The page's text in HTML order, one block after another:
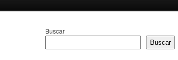
Buscar
Buscar